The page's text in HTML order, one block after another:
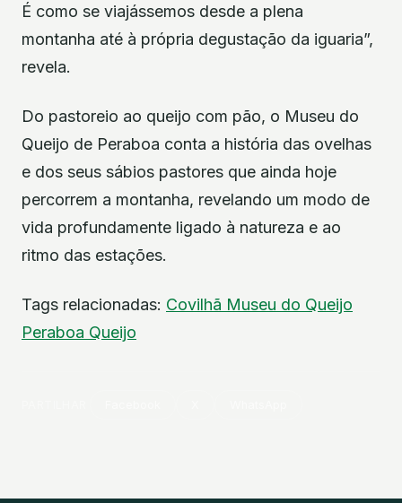
É como se viajássemos desde a plena
montanha até à própria degustação da iguaria”,
revela.
Do pastoreio ao queijo com pão, o Museu do
Queijo de Peraboa conta a história das ovelhas
e dos seus sábios pastores que ainda hoje
percorrem a montanha, revelando um modo de
vida profundamente ligado à natureza e ao
ritmo das estações.
Tags relacionadas: Covilhã Museu do Queijo
Peraboa Queijo